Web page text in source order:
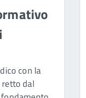
con la
retto dal